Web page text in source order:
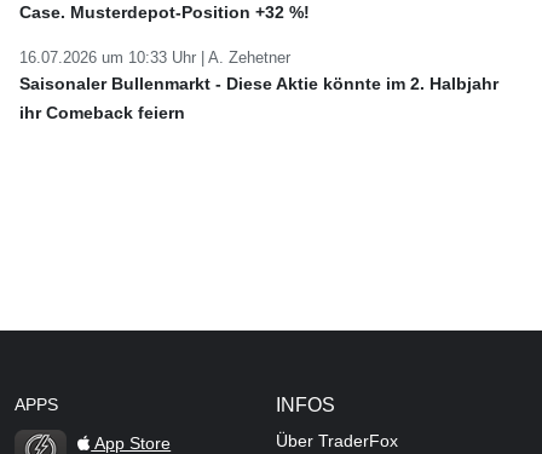
Case. Musterdepot-Position +32 %!
16.07.2026 um 10:33 Uhr | A. Zehetner
Saisonaler Bullenmarkt - Diese Aktie könnte im 2. Halbjahr
ihr Comeback feiern
APPS
App Store
INFOS
Über TraderFox